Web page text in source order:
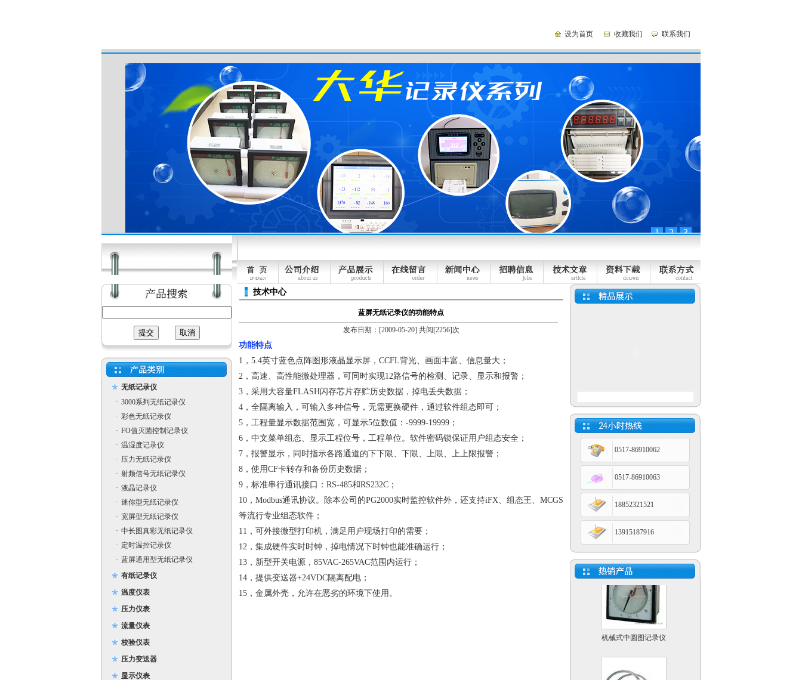
设为首页 收藏我们 联系我们
1 2 3
无纸记录仪
· 3000系列无纸记录仪
· 彩色无纸记录仪
· FO值灭菌控制记录仪
· 温湿度记录仪
· 压力无纸记录仪
· 射频信号无纸记录仪
· 液晶记录仪
· 迷你型无纸记录仪
· 宽屏型无纸记录仪
· 中长图真彩无纸记录仪
· 定时温控记录仪
· 蓝屏通用型无纸记录仪
有纸记录仪
温度仪表
压力仪表
流量仪表
校验仪表
压力变送器
显示仪表
技术中心
蓝屏无纸记录仪的功能特点
发布日期：[2009-05-20] 共阅[2256]次
功能特点
1，5.4英寸蓝色点阵图形液晶显示屏，CCFL背光、画面丰富、信息量大；
2，高速、高性能微处理器，可同时实现12路信号的检测、记录、显示和报警；
3，采用大容量FLASH闪存芯片存贮历史数据，掉电丢失数据；
4，全隔离输入，可输入多种信号，无需更换硬件，通过软件组态即可；
5，工程量显示数据范围宽，可显示5位数值：-9999-19999；
6，中文菜单组态、显示工程位号，工程单位。软件密码锁保证用户组态安全；
7，报警显示，同时指示各路通道的下下限、下限、上限、上上限报警；
8，使用CF卡转存和备份历史数据；
9，标准串行通讯接口：RS-485和RS232C；
10，Modbus通讯协议。除本公司的PG2000实时监控软件外，还支持iFX、组态王、MCGS
等流行专业组态软件；
11，可外接微型打印机，满足用户现场打印的需要；
12，集成硬件实时时钟，掉电情况下时钟也能准确运行；
13，新型开关电源，85VAC-265VAC范围内运行；
14，提供变送器+24VDC隔离配电；
15，金属外壳，允许在恶劣的环境下使用。
0517-86910062
0517-86910063
18852321521
13915187916
蓝屏通用型无纸记录仪
FO值灭菌控制记录仪
机械式中圆图记录仪